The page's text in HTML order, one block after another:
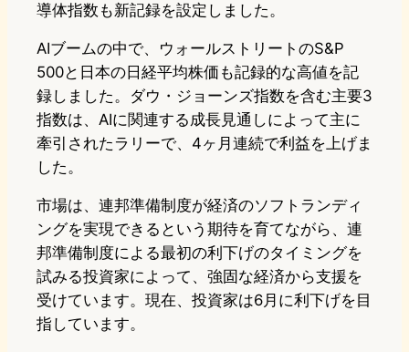
導体指数も新記録を設定しました。
AIブームの中で、ウォールストリートのS&P
500と日本の日経平均株価も記録的な高値を記
録しました。ダウ・ジョーンズ指数を含む主要3
指数は、AIに関連する成長見通しによって主に
牽引されたラリーで、4ヶ月連続で利益を上げま
した。
市場は、連邦準備制度が経済のソフトランディ
ングを実現できるという期待を育てながら、連
邦準備制度による最初の利下げのタイミングを
試みる投資家によって、強固な経済から支援を
受けています。現在、投資家は6月に利下げを目
指しています。